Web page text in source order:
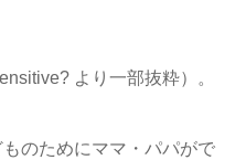
より一部抜粋）。
のためにママ・パパがで